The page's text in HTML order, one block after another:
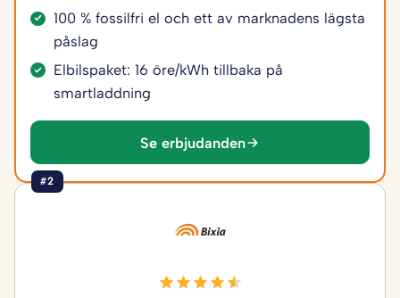
100 % fossilfri el och ett av marknadens lägsta
påslag
Elbilspaket: 16 öre/kWh tillbaka på
smartladdning
Se erbjudanden
#2